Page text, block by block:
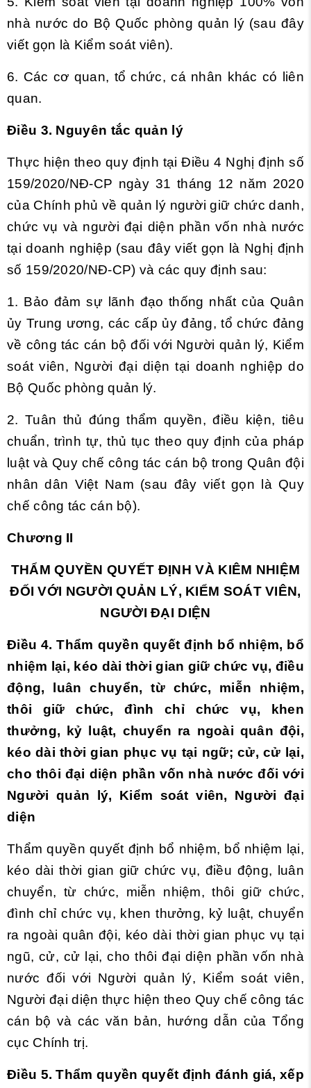
nhà nước do Bộ Quốc phòng quản lý (sau đây
viết gọn là Kiểm soát viên).
6. Các cơ quan, tổ chức, cá nhân khác có liên
quan.
Điều 3. Nguyên tắc quản lý
Thực hiện theo quy định tạiĐiều 4 Nghị định số
159/2020/NĐ-CP ngày 31 tháng 12 năm 2020
của Chính phủ về quản lý người giữ chức danh,
chức vụ và người đại diện phần vốn nhà nước
tại doanh nghiệp (sau đây viết gọn là Nghị định
số 159/2020/NĐ-CP) và các quy định sau:
1. Bảo đảm sự lãnh đạo thống nhất của Quân
ủy Trung ương, các cấp ủy đảng, tổ chức đảng
về công tác cán bộ đối với Người quản lý, Kiểm
soát viên, Người đại diện tại doanh nghiệp do
Bộ Quốc phòng quản lý.
2. Tuân thủ đúng thẩm quyền, điều kiện, tiêu
chuẩn, trình tự, thủ tục theo quy định của pháp
luật và Quy chế công tác cán bộ trong Quân đội
nhân dân Việt Nam (sau đây viết gọn là Quy
chế công tác cán bộ).
Chương II
THẨM QUYỀN QUYẾT ĐỊNH VÀ KIÊM NHIỆM
ĐỐI VỚI NGƯỜI QUẢN LÝ, KIỂM SOÁT VIÊN,
NGƯỜI ĐẠI DIỆN
Điều 4. Thẩm quyền quyết định bổ nhiệm, bổ
nhiệm lại, kéo dài thời gian giữ chức vụ, điều
động, luân chuyển, từ chức, miễn nhiệm,
thôi giữ chức, đình chỉ chức vụ, khen
thưởng, kỷ luật, chuyển ra ngoài quân đội,
kéo dài thời gian phục vụ tại ngữ; cử, cử lại,
cho thôi đại diện phần vốn nhà nước đối với
Người quản lý, Kiểm soát viên, Người đại
diện
Thẩm quyền quyết định bổ nhiệm, bổ nhiệm lại,
kéo dài thời gian giữ chức vụ, điều động, luân
chuyển, từ chức, miễn nhiệm, thôi giữ chức,
đình chỉ chức vụ, khen thưởng, kỷ luật, chuyển
ra ngoài quân đội, kéo dài thời gian phục vụ tại
ngũ, cử, cử lại, cho thôi đại diện phần vốn nhà
nước đối với Người quản lý, Kiểm soát viên,
Người đại diện thực hiện theo Quy chế công tác
cán bộ và các văn bản, hướng dẫn của Tổng
cục Chính trị.
Điều 5. Thẩm quyền quyết định đánh giá, xếp